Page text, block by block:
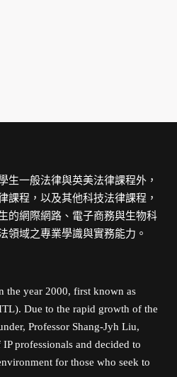
生一般法律與英美法律課程外，
課程，以及其他科技法律課程，
的網際網路、電子商務與生物科
領域之專業學識與實務能力。
the year 2000, first known as
Due to the rapid growth of the
Professor Shang-Jyh Liu,
professionals and decided to
for those who seek to